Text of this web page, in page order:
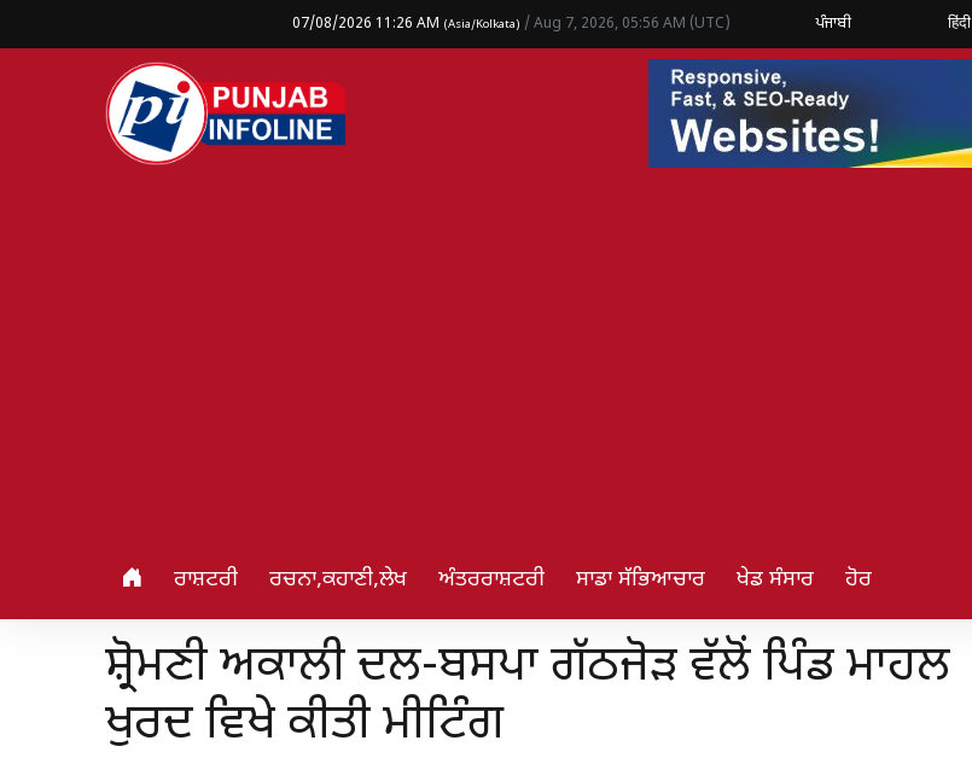
07/08/2026 11:26 AM (Asia/Kolkata) / Aug 7, 2026, 05:56 AM (UTC) ਪੰਜਾਬੀ हिंदी
ਰਾਸ਼ਟਰੀ ਰਚਨਾ,ਕਹਾਣੀ,ਲੇਖ ਅੰਤਰਰਾਸ਼ਟਰੀ ਸਾਡਾ ਸੱਭਿਆਚਾਰ ਖੇਡ ਸੰਸਾਰ ਹੋਰ
ਸ਼੍ਰੋਮਣੀ ਅਕਾਲੀ ਦਲ-ਬਸਪਾ ਗੱਠਜੋੜ ਵੱਲੋਂ ਪਿੰਡ ਮਾਹਲ
ਖੁਰਦ ਵਿਖੇ ਕੀਤੀ ਮੀਟਿੰਗ